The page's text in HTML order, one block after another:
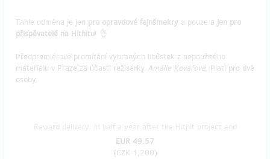
Tahle odměna je jen pro opravdové fajnšmekry a pouze a jen pro
přispěvatelé na Hithitu! 👌
Předpremiérové promítání vybraných libůstek z nepoužitého
materiálu v Praze za účasti režisérky Amálie Kovářové. Platí pro dvě
osoby.
EUR 49.57
(CZK 1,200)